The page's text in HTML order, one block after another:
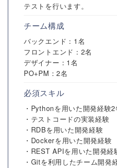
テストを行います。
チーム構成
バックエンド：1名
フロントエンド：2名
デザイナー：1名
PO+PM：2名
必須スキル
・Pythonを用いた開発経験
・テストコードの実装経験
・RDBを用いた開発経験
・Dockerを用いた開発経験
・REST APIを用いた開発
・Gitを利用したチーム開発